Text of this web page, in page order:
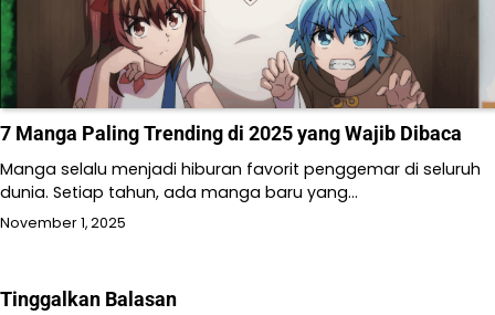
7 Manga Paling Trending di 2025 yang Wajib Dibaca
Manga selalu menjadi hiburan favorit penggemar di seluruh
dunia. Setiap tahun, ada manga baru yang…
November 1, 2025
Tinggalkan Balasan